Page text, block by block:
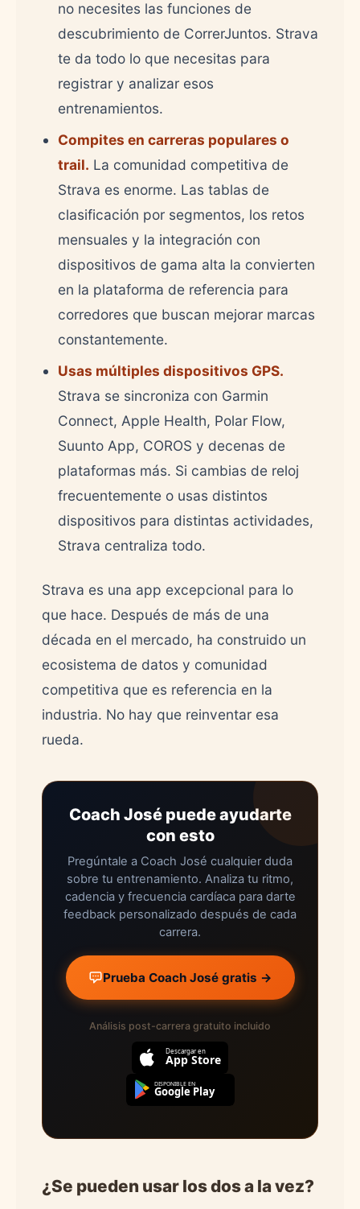
no necesites las funciones de
descubrimiento de CorrerJuntos. Strava
te da todo lo que necesitas para
registrar y analizar esos
entrenamientos.
Compites en carreras populares o
trail. La comunidad competitiva de
Strava es enorme. Las tablas de
clasificación por segmentos, los retos
mensuales y la integración con
dispositivos de gama alta la convierten
en la plataforma de referencia para
corredores que buscan mejorar marcas
constantemente.
Usas múltiples dispositivos GPS.
Strava se sincroniza con Garmin
Connect, Apple Health, Polar Flow,
Suunto App, COROS y decenas de
plataformas más. Si cambias de reloj
frecuentemente o usas distintos
dispositivos para distintas actividades,
Strava centraliza todo.
Strava es una app excepcional para lo
que hace. Después de más de una
década en el mercado, ha construido un
ecosistema de datos y comunidad
competitiva que es referencia en la
industria. No hay que reinventar esa
rueda.
Coach José puede ayudarte
con esto
Pregúntale a Coach José cualquier duda
sobre tu entrenamiento. Analiza tu ritmo,
cadencia y frecuencia cardíaca para darte
feedback personalizado después de cada
carrera.
Prueba Coach José gratis →
Análisis post-carrera gratuito incluido
Descargar en
App Store
DISPONIBLE EN
Google Play
¿Se pueden usar los dos a la vez?